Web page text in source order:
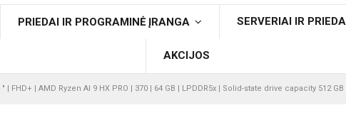
PRIEDAI IR PROGRAMINĖ ĮRANGA SERVERIAI IR PRIEDAI
AKCIJOS
| FHD+ | AMD Ryzen AI 9 HX PRO | 370 | 64 GB | LPDDR5x | Solid-state drive capacity 512 GB